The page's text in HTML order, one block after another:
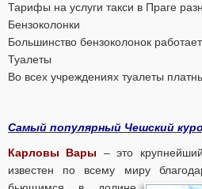
Тарифы на услуги такси в Праге
Бензоколонки
Большинство бензоколонок работает
Туалеты
Во всех учреждениях туалеты
Самый популярный Чешский
Карловы Вары – это
известен по всему миру